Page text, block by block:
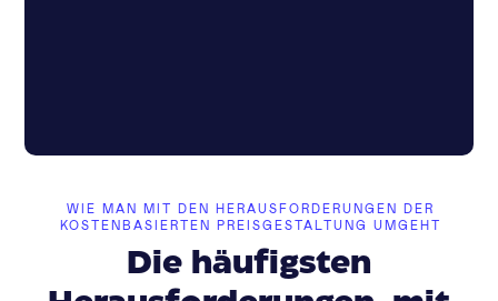
WIE MAN MIT DEN HERAUSFORDERUNGEN DER
KOSTENBASIERTEN PREISGESTALTUNG UMGEHT
Die häufigsten